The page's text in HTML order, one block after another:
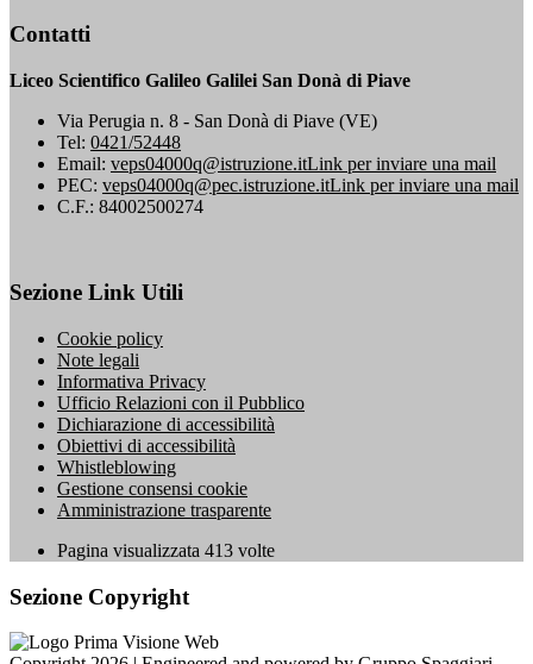
Contatti
Liceo Scientifico Galileo Galilei San Donà di Piave
Via Perugia n. 8 - San Donà di Piave (VE)
Tel: 0421/52448
Email: veps04000q@istruzione.itLink per inviare una mail
PEC: veps04000q@pec.istruzione.itLink per inviare una mail
C.F.: 84002500274
Sezione Link Utili
Cookie policy
Note legali
Informativa Privacy
Ufficio Relazioni con il Pubblico
Dichiarazione di accessibilità
Obiettivi di accessibilità
Whistleblowing
Gestione consensi cookie
Amministrazione trasparente
Pagina visualizzata 413 volte
Sezione Copyright